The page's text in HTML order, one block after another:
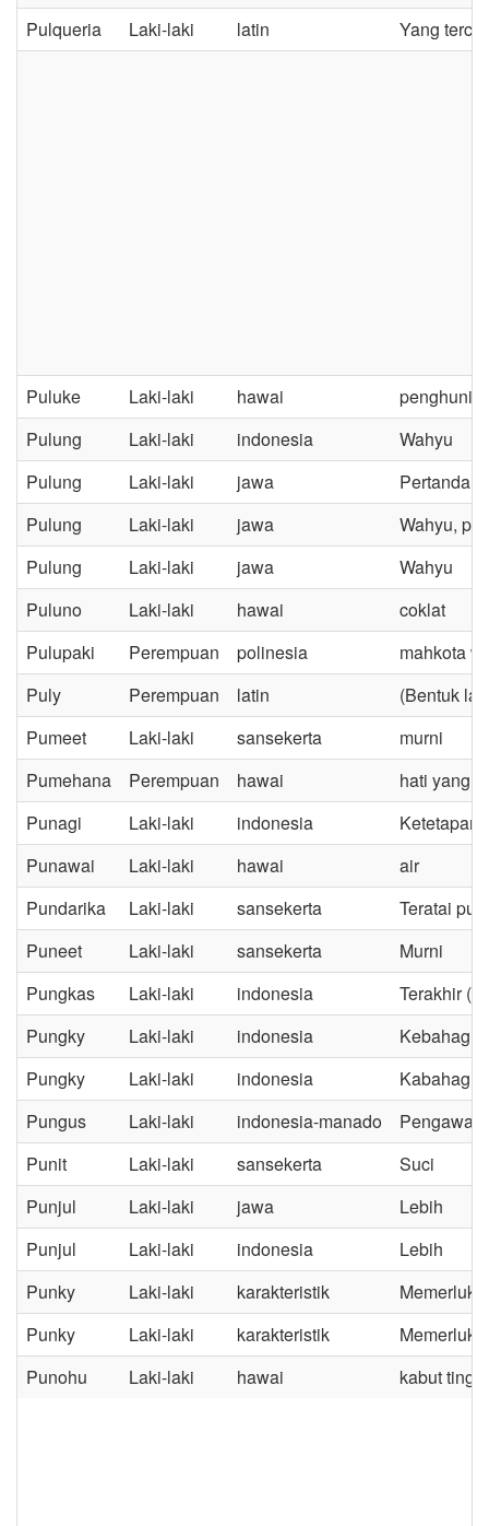
Pulqueria
Laki-laki latin Yang
Puluke Laki-laki hawai
penghuni
Pulung
Laki-laki indonesia
Wahyu
Pulung
Laki-laki jawa
Pertanda
Pulung
Laki-laki jawa
Wahyu,
Pulung
Laki-laki jawa
Wahyu
Puluno
Laki-laki hawai
coklat
Pulupaki
Perempuan polinesia
mahkota
Puly
Perempuan latin
(Bentuk
Pumeet
Laki-laki sansekerta
murni
Pumehana
Perempuan hawai
hati yang
Punagi
Laki-laki indonesia
Ketetapan
Punawai
Laki-laki hawai
air
Pundarika
Laki-laki sansekerta
Teratai
Puneet
Laki-laki sansekerta
Murni
Pungkas
Laki-laki indonesia
Terakhir
Pungky
Laki-laki indonesia
Pungky
Laki-laki indonesia
Pungus
Laki-laki indonesia-manado
Pengawas
Punit
Laki-laki sansekerta
Suci
Punjul
Laki-laki jawa
Lebih
Punjul
Laki-laki indonesia
Lebih
Punky
Laki-laki karakteristik
Punky
Laki-laki karakteristik
Punohu
Laki-laki hawai kabut tinggi